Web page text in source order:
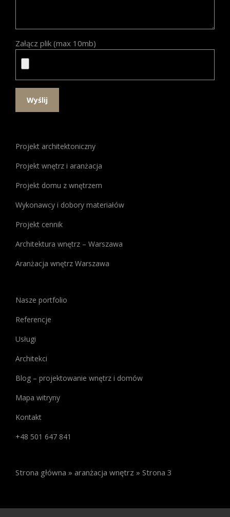
Załącz plik (max 10mb)
idealnego
miejsca
gry,
zwrócić
uwagę
Kasyno
Najlepsze
szeroką
informacji
na
najlepszych
online.
Jeśli
Cię
bonusy
znajdziesz
oferty,
Projekt architektoniczny
Projekt wnętrz i aranżacja
Projekt domu z wnętrzem
Wykonawcy i dobory materiałów
Projekt cennik
Architektura wnętrz – Warszawa
Aranżacja wnętrz Warszawa
Nasze portfolio
Referencje
Usługi
Architekci
Blog – projektowanie wnętrz i domów
Mapa witryny
Kontakt
+48 501 647 841
Strona główna » aranżacja wnętrz » Strona 3